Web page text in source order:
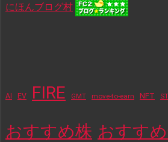
にほんブログ村
AI EV FIRE GMT move-to-earn NFT
おすすめ株 おすす